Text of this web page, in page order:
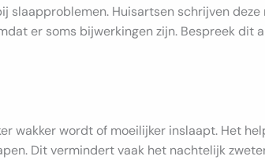
slaapproblemen. Huisartsen schrijven
er soms bijwerkingen zijn. Bespreek dit
wakker wordt of moeilijker inslaapt. Het
Dit vermindert vaak het nachtelijk